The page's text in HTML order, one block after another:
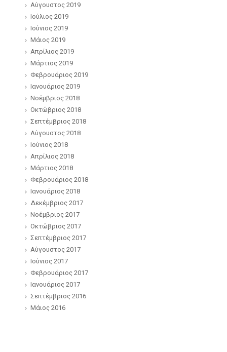
Αύγουστος 2019
Ιούλιος 2019
Ιούνιος 2019
Μάιος 2019
Απρίλιος 2019
Μάρτιος 2019
Φεβρουάριος 2019
Ιανουάριος 2019
Νοέμβριος 2018
Οκτώβριος 2018
Σεπτέμβριος 2018
Αύγουστος 2018
Ιούνιος 2018
Απρίλιος 2018
Μάρτιος 2018
Φεβρουάριος 2018
Ιανουάριος 2018
Δεκέμβριος 2017
Νοέμβριος 2017
Οκτώβριος 2017
Σεπτέμβριος 2017
Αύγουστος 2017
Ιούνιος 2017
Φεβρουάριος 2017
Ιανουάριος 2017
Σεπτέμβριος 2016
Μάιος 2016